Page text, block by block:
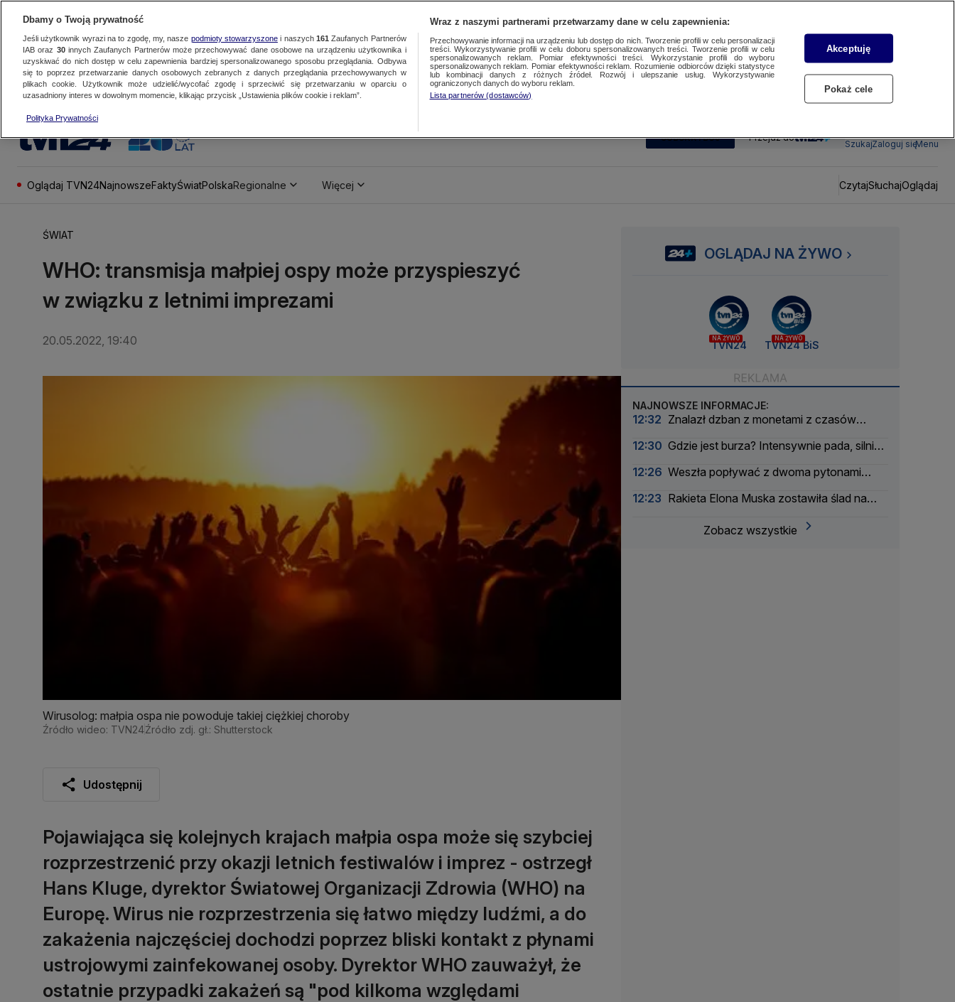
SUBSKRYBUJ Przejdź do
SzukajZaloguj sięMenu
Oglądaj TVN24NajnowszeFaktyŚwiatPolskaRegionalne Więcej CzytajSłuchajOglądaj
ŚWIAT
WHO: transmisja małpiej ospy może przyspieszyć
w związku z letnimi imprezami
20.05.2022, 19:40
Wirusolog: małpia ospa nie powoduje takiej ciężkiej choroby
Źródło wideo: TVN24Źródło zdj. gł.: Shutterstock
Udostępnij
Pojawiająca się kolejnych krajach małpia ospa może się szybciej
rozprzestrzenić przy okazji letnich festiwalów i imprez - ostrzegł
Hans Kluge, dyrektor Światowej Organizacji Zdrowia (WHO) na
Europę. Wirus nie rozprzestrzenia się łatwo między ludźmi, a do
zakażenia najczęściej dochodzi poprzez bliski kontakt z płynami
ustrojowymi zainfekowanej osoby. Dyrektor WHO zauważył, że
ostatnie przypadki zakażeń są "pod kilkoma względami
OGLĄDAJ NA ŻYWO
NA ŻYWO
TVN24
NA ŻYWO
TVN24 BiS
NAJNOWSZE INFORMACJE:
12:32 Znalazł dzban z monetami z czasów
12:30 Gdzie jest burza? Intensywnie pada, silnie
12:26 Weszła popływać z dwoma pytonami
12:23 Rakieta Elona Muska zostawiła ślad na
Zobacz wszystkie
Dbamy o Twoją prywatność
Jeśli użytkownik wyrazi na to zgodę, my, nasze podmioty stowarzyszonei naszych 161 Zaufanych Partnerów
IAB oraz 30innych Zaufanych Partnerów może przechowywać dane osobowe na urządzeniu użytkownika i
uzyskiwać do nich dostęp w celu zapewnienia bardziej spersonalizowanego sposobu przeglądania. Odbywa
się to poprzez przetwarzanie danych osobowych zebranych z danych przeglądania przechowywanych w
plikach cookie. Użytkownik może udzielić/wycofać zgodę i sprzeciwić się przetwarzaniu w oparciu o
uzasadniony interes w dowolnym momencie, klikając przycisk „Ustawienia plików cookie i reklam”.
Polityka Prywatności
Wraz z naszymi partnerami przetwarzamy dane w celu zapewnienia:
Przechowywanie informacji na urządzeniu lub dostęp do nich. Tworzenie profili w celu personalizacji
treści. Wykorzystywanie profili w celu doboru spersonalizowanych treści. Tworzenie profili w celu
spersonalizowanych reklam. Pomiar efektywności treści. Wykorzystanie profili do wyboru
spersonalizowanych reklam. Pomiar efektywności reklam. Rozumienie odbiorców dzięki statystyce
lub kombinacji danych z różnych źródeł. Rozwój i ulepszanie usług. Wykorzystywanie
ograniczonych danych do wyboru reklam.
Lista partnerów (dostawców)
Akceptuję
Pokaż cele